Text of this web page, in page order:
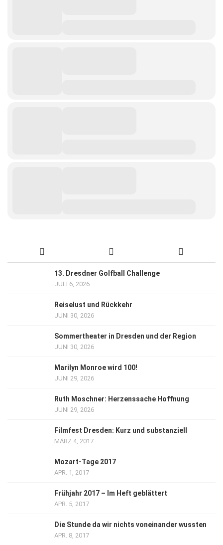
13. Dresdner Golfball Challenge
JULI 6, 2026
Reiselust und Rückkehr
JUNI 30, 2026
Sommertheater in Dresden und der Region
JUNI 30, 2026
Marilyn Monroe wird 100!
JUNI 29, 2026
Ruth Moschner: Herzenssache Hoffnung
JUNI 29, 2026
Filmfest Dresden: Kurz und substanziell
MÄRZ 4, 2017
Mozart-Tage 2017
APR. 1, 2017
Frühjahr 2017 – Im Heft geblättert
APR. 5, 2017
Die Stunde da wir nichts voneinander wussten
APR. 8, 2017